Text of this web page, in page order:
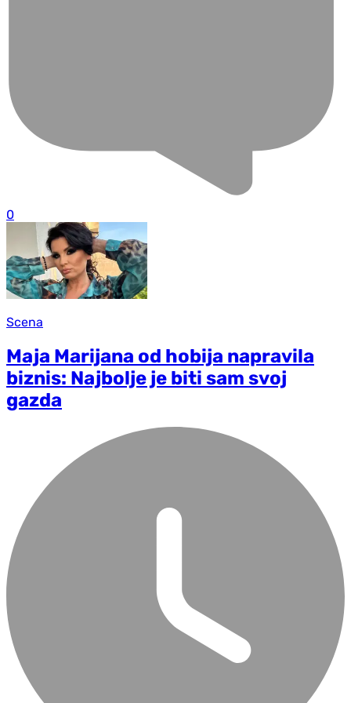
0
Scena
Maja Marijana od hobija napravila
biznis: Najbolje je biti sam svoj
gazda